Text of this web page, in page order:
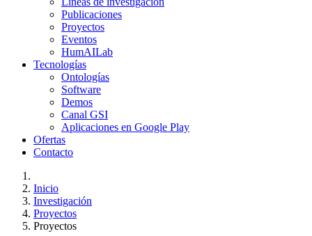
Publicaciones
Proyectos
Eventos
HumAILab
Tecnologías
Ontologías
Software
Demos
Canal GSI
Aplicaciones en Google Play
Ofertas
Contacto
Inicio
Investigación
Proyectos
Proyectos